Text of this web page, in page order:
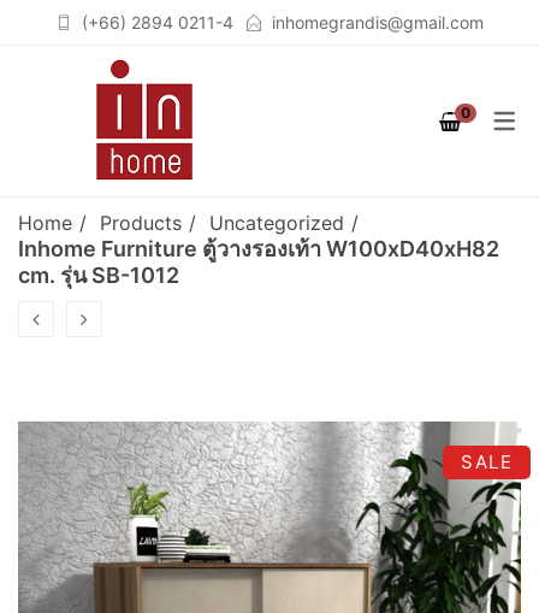
COLLECTION
STUTTGART
BERLIN
BREMEN
ROOM
เฟอร์นิเจอร์สำหรับห้องนอน
เฟอร์นิเจอร์สำหรับห้องนั่งเล่น
(LIVING ROOM)
PRODUCT
เตียงนอน (BEDS)
IN CLOSET)
ชั้นวางจอคอมพิวเตอร์
ชั้นวางทีวี (TV CABINETS)
ตู้เก็บของอเนกประสงค์
(SIDEBOARDS)
โต๊ะกลาง (COFFEE TABLES)
(+66) 2894 0211-4 inhomegrandis@gmail.com
0
Home Products Uncategorized
Inhome Furniture ตู้วางรองเท้า W100xD40xH82
cm. รุ่น SB-1012
SALE